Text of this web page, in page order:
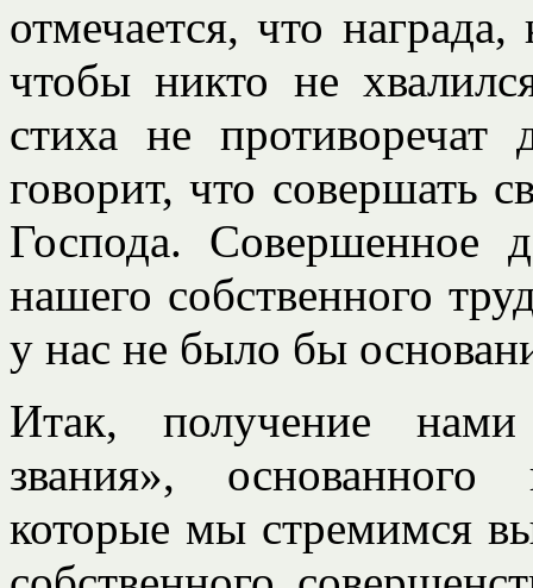
отмечается, что
чтобы никто не
стиха не
говорит, что совершать
Господа. Совершенное
нашего собственного
у нас не было бы
Итак, получение
звания»,
которые мы стремимся